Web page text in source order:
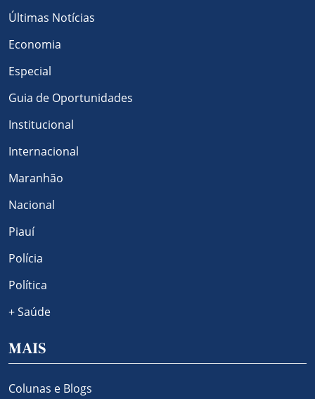
Últimas Notícias
Economia
Especial
Guia de Oportunidades
Institucional
Internacional
Maranhão
Nacional
Piauí
Polícia
Política
+ Saúde
MAIS
Colunas e Blogs